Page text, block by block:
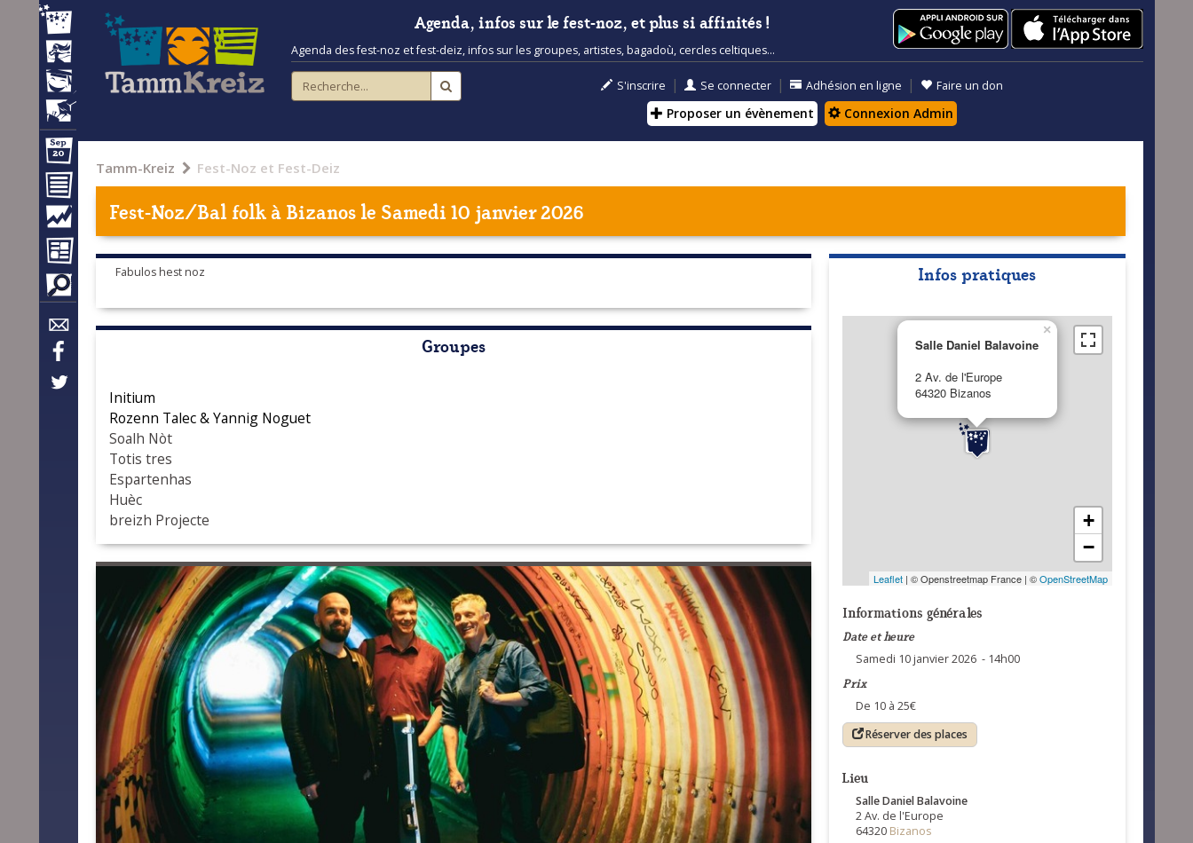
Agenda, infos sur le fest-noz, et plus si affinités !
Agenda des fest-noz et fest-deiz, infos sur les groupes, artistes, bagadoù, cercles celtiques...
S'inscrire | Se connecter | Adhésion en ligne | Faire un don
Proposer un évènement Connexion Admin
Tamm-Kreiz Fest-Noz et Fest-Deiz
Fest-Noz/Bal folk àBizanosle Samedi 10 janvier 2026
Fabulos hest noz
Groupes
Initium
Rozenn Talec & Yannig Noguet
Soalh Nòt
Totis tres
Espartenhas
Huèc
breizh Projecte
Infos pratiques
Salle Daniel Balavoine
2 Av. de l'Europe
64320 Bizanos
×
+
−
Leaflet| © Openstreetmap France | ©OpenStreetMap
Informations générales
Date et heure
Samedi 10 janvier 2026 - 14h00
Prix
De 10 à 25€
Réserver des places
Lieu
Salle Daniel Balavoine
2 Av. de l'Europe
64320 Bizanos